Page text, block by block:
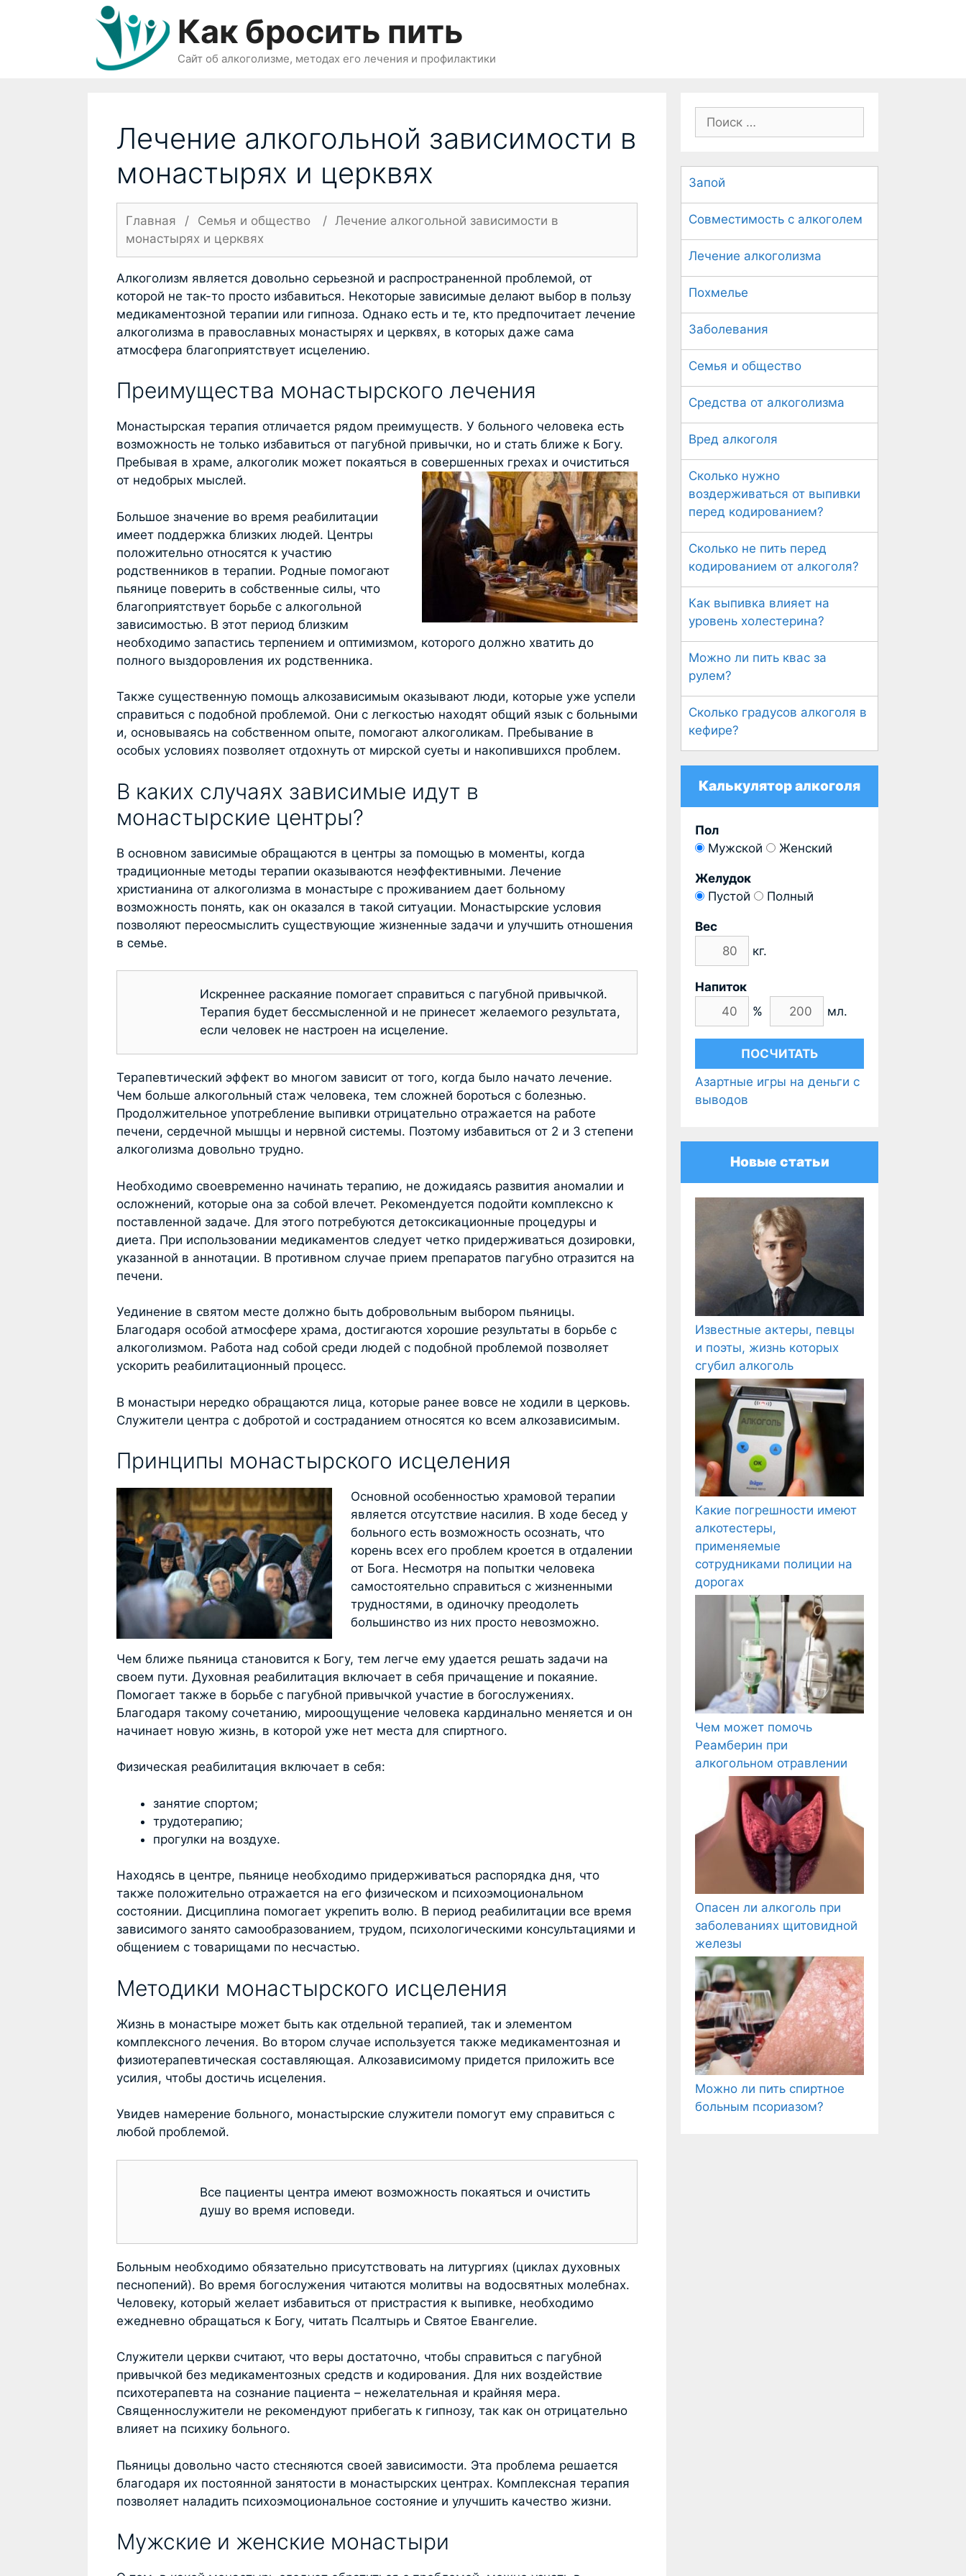
Как бросить пить
Сайт об алкоголизме, методах его лечения и профилактики
Лечение алкогольной зависимости в
монастырях и церквях
Главная / Семья и общество / Лечение алкогольной зависимости в
монастырях и церквях
Алкоголизм является довольно серьезной и распространенной проблемой, от
которой не так-то просто избавиться. Некоторые зависимые делают выбор в пользу
медикаментозной терапии или гипноза. Однако есть и те, кто предпочитает лечение
алкоголизма в православных монастырях и церквях, в которых даже сама
атмосфера благоприятствует исцелению.
Преимущества монастырского лечения
Монастырская терапия отличается рядом преимуществ. У больного человека есть
возможность не только избавиться от пагубной привычки, но и стать ближе к Богу.
Пребывая в храме, алкоголик может покаяться в совершенных грехах и очиститься
от недобрых мыслей.
Большое значение во время реабилитации
имеет поддержка близких людей. Центры
положительно относятся к участию
родственников в терапии. Родные помогают
пьянице поверить в собственные силы, что
благоприятствует борьбе с алкогольной
зависимостью. В этот период близким
необходимо запастись терпением и оптимизмом, которого должно хватить до
полного выздоровления их родственника.
Также существенную помощь алкозависимым оказывают люди, которые уже успели
справиться с подобной проблемой. Они с легкостью находят общий язык с больными
и, основываясь на собственном опыте, помогают алкоголикам. Пребывание в
особых условиях позволяет отдохнуть от мирской суеты и накопившихся проблем.
В каких случаях зависимые идут в
монастырские центры?
В основном зависимые обращаются в центры за помощью в моменты, когда
традиционные методы терапии оказываются неэффективными. Лечение
христианина от алкоголизма в монастыре с проживанием дает больному
возможность понять, как он оказался в такой ситуации. Монастырские условия
позволяют переосмыслить существующие жизненные задачи и улучшить отношения
в семье.
Искреннее раскаяние помогает справиться с пагубной привычкой.
Терапия будет бессмысленной и не принесет желаемого результата,
если человек не настроен на исцеление.
Терапевтический эффект во многом зависит от того, когда было начато лечение.
Чем больше алкогольный стаж человека, тем сложней бороться с болезнью.
Продолжительное употребление выпивки отрицательно отражается на работе
печени, сердечной мышцы и нервной системы. Поэтому избавиться от 2 и 3 степени
алкоголизма довольно трудно.
Необходимо своевременно начинать терапию, не дожидаясь развития аномалии и
осложнений, которые она за собой влечет. Рекомендуется подойти комплексно к
поставленной задаче. Для этого потребуются детоксикационные процедуры и
диета. При использовании медикаментов следует четко придерживаться дозировки,
указанной в аннотации. В противном случае прием препаратов пагубно отразится на
печени.
Уединение в святом месте должно быть добровольным выбором пьяницы.
Благодаря особой атмосфере храма, достигаются хорошие результаты в борьбе с
алкоголизмом. Работа над собой среди людей с подобной проблемой позволяет
ускорить реабилитационный процесс.
В монастыри нередко обращаются лица, которые ранее вовсе не ходили в церковь.
Служители центра с добротой и состраданием относятся ко всем алкозависимым.
Принципы монастырского исцеления
Основной особенностью храмовой терапии
является отсутствие насилия. В ходе бесед у
больного есть возможность осознать, что
корень всех его проблем кроется в отдалении
от Бога. Несмотря на попытки человека
самостоятельно справиться с жизненными
трудностями, в одиночку преодолеть
большинство из них просто невозможно.
Чем ближе пьяница становится к Богу, тем легче ему удается решать задачи на
своем пути. Духовная реабилитация включает в себя причащение и покаяние.
Помогает также в борьбе с пагубной привычкой участие в богослужениях.
Благодаря такому сочетанию, мироощущение человека кардинально меняется и он
начинает новую жизнь, в которой уже нет места для спиртного.
Физическая реабилитация включает в себя:
занятие спортом;
трудотерапию;
прогулки на воздухе.
Находясь в центре, пьянице необходимо придерживаться распорядка дня, что
также положительно отражается на его физическом и психоэмоциональном
состоянии. Дисциплина помогает укрепить волю. В период реабилитации все время
зависимого занято самообразованием, трудом, психологическими консультациями и
общением с товарищами по несчастью.
Методики монастырского исцеления
Жизнь в монастыре может быть как отдельной терапией, так и элементом
комплексного лечения. Во втором случае используется также медикаментозная и
физиотерапевтическая составляющая. Алкозависимому придется приложить все
усилия, чтобы достичь исцеления.
Увидев намерение больного, монастырские служители помогут ему справиться с
любой проблемой.
Все пациенты центра имеют возможность покаяться и очистить
душу во время исповеди.
Больным необходимо обязательно присутствовать на литургиях (циклах духовных
песнопений). Во время богослужения читаются молитвы на водосвятных молебнах.
Человеку, который желает избавиться от пристрастия к выпивке, необходимо
ежедневно обращаться к Богу, читать Псалтырь и Святое Евангелие.
Служители церкви считают, что веры достаточно, чтобы справиться с пагубной
привычкой без медикаментозных средств и кодирования. Для них воздействие
психотерапевта на сознание пациента – нежелательная и крайняя мера.
Священнослужители не рекомендуют прибегать к гипнозу, так как он отрицательно
влияет на психику больного.
Пьяницы довольно часто стесняются своей зависимости. Эта проблема решается
благодаря их постоянной занятости в монастырских центрах. Комплексная терапия
позволяет наладить психоэмоциональное состояние и улучшить качество жизни.
Мужские и женские монастыри
о
с
к
:
Запой
Совместимость с алкоголем
Лечение алкоголизма
Похмелье
Заболевания
Семья и общество
Средства от алкоголизма
Вред алкоголя
Сколько нужно
воздерживаться от выпивки
перед кодированием?
Сколько не пить перед
кодированием от алкоголя?
Как выпивка влияет на
уровень холестерина?
Можно ли пить квас за
рулем?
Сколько градусов алкоголя в
кефире?
Калькулятор алкоголя
Пол
Мужской
Женский
Желудок
Пустой
Полный
Вес
кг.
Напиток
%
мл.
Азартные игры на деньги с
выводов
Новые статьи
Известные актеры, певцы
и поэты, жизнь которых
сгубил алкоголь
Какие погрешности имеют
алкотестеры,
применяемые
сотрудниками полиции на
дорогах
Чем может помочь
Реамберин при
алкогольном отравлении
Опасен ли алкоголь при
заболеваниях щитовидной
железы
Можно ли пить спиртное
больным псориазом?